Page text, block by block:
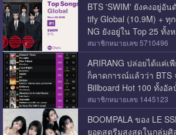
BTS 'SWIM' ยังคงอยู่อั
tify Global (10.9M) + ทุ
NG ยังอยู่ใน Top 25 ทั้ง
สมาชิกหมายเลข 5710496
ARIRANG ปล่อยได้แค่เ
ก็คาดการณ์แล้วว่า BTS
Billboard Hot 100 ทั้งอัล
สมาชิกหมายเลข 1445123
BOOMPALA ของ LE
ยอดสตรีมสูงสุดในกลุ่ม